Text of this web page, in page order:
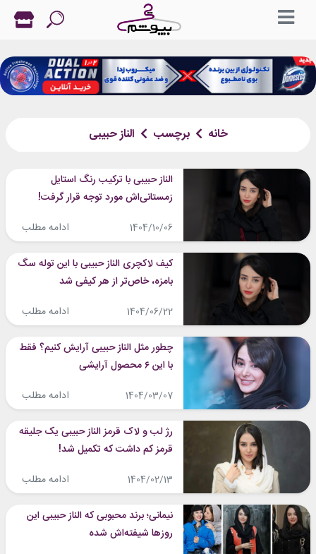
خانه برچسب الناز حبیبی
الناز حبیبی با ترکیب رنگ استایل
زمستانی‌اش مورد توجه قرار گرفت!
1404/10/06 ادامه مطلب
کیف لاکچری الناز حبیبی با این توله سگ
بامزه، خاص‌تر از هر کیفی شد
1404/06/22 ادامه مطلب
چطور مثل الناز حبیبی آرایش کنیم؟ فقط
با این ۶ محصول آرایشی
1404/03/07 ادامه مطلب
رژ لب و لاک قرمز الناز حبیبی یک جلیقه
قرمز کم داشت که تکمیل شد!
1404/02/13 ادامه مطلب
نیمانی؛ برند محبوبی که الناز حبیبی این
روزها شیفته‌اش شده